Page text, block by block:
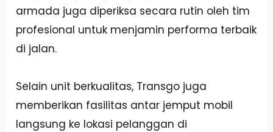
armada juga diperiksa secara rutin oleh tim
profesional untuk menjamin performa terbaik
di jalan.
Selain unit berkualitas, Transgo juga
memberikan fasilitas antar jemput mobil
langsung ke lokasi pelanggan di